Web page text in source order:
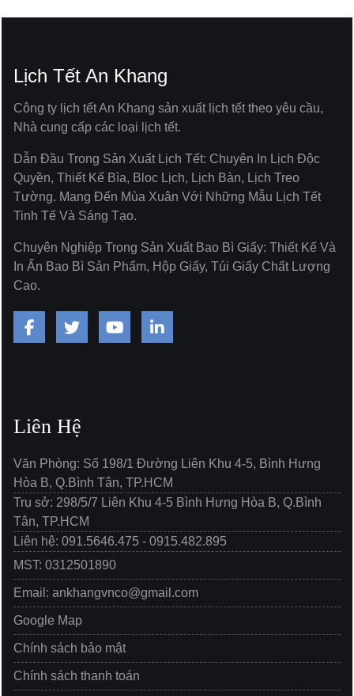
250 gsm.
Gia công:ép kim, cán màng, UV, dập chìm, nổi... tùy vào yêu
cầu khách hàng
Kiểu dáng hộp:lựa chọn kiểu dáng tùy từng sở thích và đặc
thù loại bánh kẹo.
LIÊN HỆ ĐẶT HÀNG:
Ms.Trương
ankhangvnco@gmail.com
Lịch Tết An Khang
Công ty lịch tết An Khang sản xuất lịch tết theo yêu cầu,
Nhà cung cấp các loại lịch tết.
Dẫn Đầu Trong Sản Xuất Lịch Tết: Chuyên In Lịch Độc
Quyền, Thiết Kế Bìa, Bloc Lịch, Lịch Bàn, Lịch Treo
Tường. Mang Đến Mùa Xuân Với Những Mẫu Lịch Tết
Tinh Tế Và Sáng Tạo.
Chuyên Nghiệp Trong Sản Xuất Bao Bì Giấy: Thiết Kế Và
In Ấn Bao Bì Sản Phẩm, Hộp Giấy, Túi Giấy Chất Lượng
Cao.
Liên Hệ
Văn Phòng: Số 198/1 Đường Liên Khu 4-5, Bình Hưng
Hòa B, Q.Bình Tân, TP.HCM
Trụ sở: 298/5/7 Liên Khu 4-5 Bình Hưng Hòa B, Q.Bình
Tân, TP.HCM
Liên hệ: 091.5646.475 - 0915.482.895
MST: 0312501890
Email: ankhangvnco@gmail.com
Google Map
Chính sách bảo mật
Chính sách thanh toán